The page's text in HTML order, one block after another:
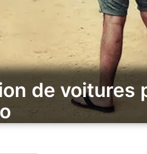
de voitures